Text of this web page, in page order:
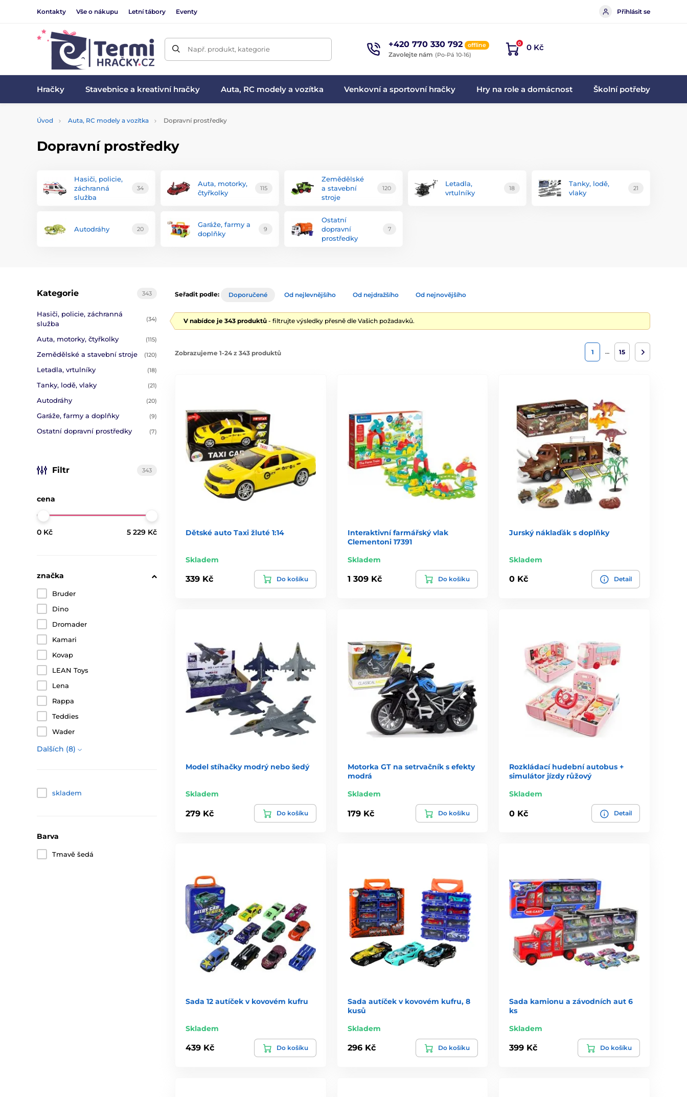
Kontakty Vše o nákupu Letní tábory Eventy Přihlásit se
Např. produkt, kategorie +420 770 330 792 offline
Zavolejte nám (Po-Pá 10-16)
0 0 Kč
Hračky Stavebnice a kreativní hračky Auta, RC modely a vozítka Venkovní a sportovní hračky Hry na role a domácnost Školní potřeby
Úvod Auta, RC modely a vozítka Dopravní prostředky
Dopravní prostředky
Hasiči, policie,
záchranná
služba
34
Auta, motorky,
čtyřkolky
115
Zemědělské
a stavební
stroje
120
Letadla,
vrtulníky
18
Tanky, lodě,
vlaky
21
Autodráhy 20
Garáže, farmy a
doplňky
9
Ostatní
dopravní
prostředky
7
343
Kategorie
Hasiči, policie, záchranná
služba
(34)
Auta, motorky, čtyřkolky (115)
Zemědělské a stavební stroje (120)
Letadla, vrtulníky (18)
Tanky, lodě, vlaky (21)
Autodráhy (20)
Garáže, farmy a doplňky (9)
Ostatní dopravní prostředky (7)
Filtr 343
cena
0 Kč 5 229 Kč
značka
Bruder
Dino
Dromader
Kamari
Kovap
LEAN Toys
Lena
Rappa
Teddies
Wader
Dalších (8)
skladem
Barva
Tmavě šedá
Seřadit podle: Doporučené Od nejlevnějšího Od nejdražšího Od nejnovějšího
V nabídce je 343 produktů - filtrujte výsledky přesně dle Vašich požadavků.
Zobrazujeme 1-24 z 343 produktů 1 … 15
Dětské auto Taxi žluté 1:14
Skladem
339 Kč Do košíku
Interaktivní farmářský vlak
Clementoni 17391
Skladem
1 309 Kč Do košíku
Jurský náklaďák s doplňky
Skladem
0 Kč Detail
Model stíhačky modrý nebo šedý
Skladem
279 Kč Do košíku
Motorka GT na setrvačník s efekty
modrá
Skladem
179 Kč Do košíku
Rozkládací hudební autobus +
simulátor jízdy růžový
Skladem
0 Kč Detail
Sada 12 autíček v kovovém kufru
Skladem
439 Kč Do košíku
Sada autíček v kovovém kufru, 8
kusů
Skladem
296 Kč Do košíku
Sada kamionu a závodních aut 6
ks
Skladem
399 Kč Do košíku